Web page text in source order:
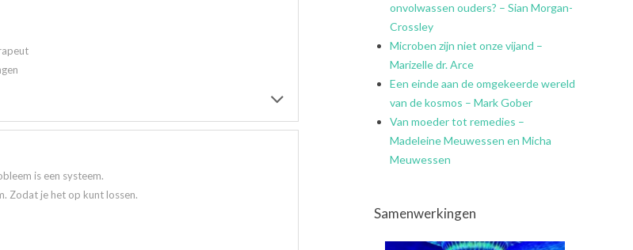
is een systeem.
Zodat je het op kunt lossen.
onvolwassen ouders? – Sian Morgan-
Crossley
Microben zijn niet onze vijand –
Marizelle dr. Arce
Een einde aan de omgekeerde wereld
van de kosmos – Mark Gober
Van moeder tot remedies –
Madeleine Meuwessen en Micha
Meuwessen
Samenwerkingen